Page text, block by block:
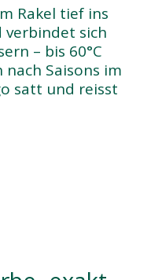
Rakel tief ins
verbindet sich
– bis 60°C
nach Saisons im
satt und reisst